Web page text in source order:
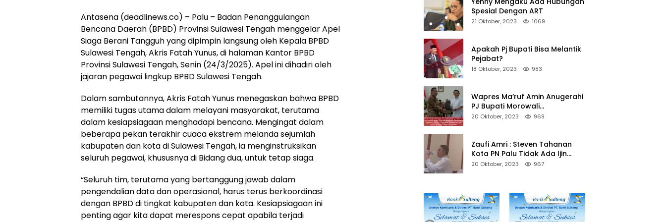
Antasena (deadlinews.co) – Palu – Badan Penanggulangan
Bencana Daerah (BPBD) Provinsi Sulawesi Tengah menggelar Apel
Siaga Berani Tangguh yang dipimpin langsung oleh Kepala BPBD
Sulawesi Tengah, Akris Fatah Yunus, di halaman Kantor BPBD
Provinsi Sulawesi Tengah, Senin (24/3/2025). Apel ini dihadiri oleh
jajaran pegawai lingkup BPBD Sulawesi Tengah.
Dalam sambutannya, Akris Fatah Yunus menegaskan bahwa BPBD
memiliki tugas utama dalam melayani masyarakat, terutama
dalam kesiapsiagaan menghadapi bencana. Mengingat dalam
beberapa pekan terakhir cuaca ekstrem melanda sejumlah
kabupaten dan kota di Sulawesi Tengah, ia menginstruksikan
seluruh pegawai, khususnya di Bidang dua, untuk tetap siaga.
“Seluruh tim, terutama yang bertanggung jawab dalam
pengendalian data dan operasional, harus terus berkoordinasi
dengan BPBD di tingkat kabupaten dan kota. Kesiapsiagaan ini
penting agar kita dapat merespons cepat apabila terjadi
Spesial Dengan ART
21 Oktober, 2023 1069
Apakah Pj Bupati Bisa Melantik
Pejabat?
18 Oktober, 2023 983
Wapres Ma’ruf Amin Anugerahi
PJ Bupati Morowali
Penghargaan Paritrana Award
20 Oktober, 2023 969
Zaufi Amri : Steven Tahanan
Kota PN Palu Tidak Ada Ijin
Keluar Kota
20 Oktober, 2023 967